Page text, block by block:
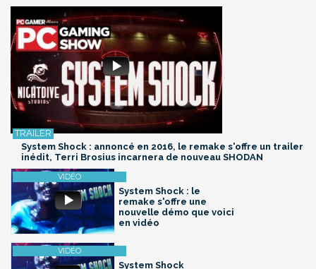
System Shock : annoncé en 2016, le remake s'offre un trailer
inédit, Terri Brosius incarnera de nouveau SHODAN
System Shock : le
remake s'offre une
nouvelle démo que voici
en vidéo
System Shock